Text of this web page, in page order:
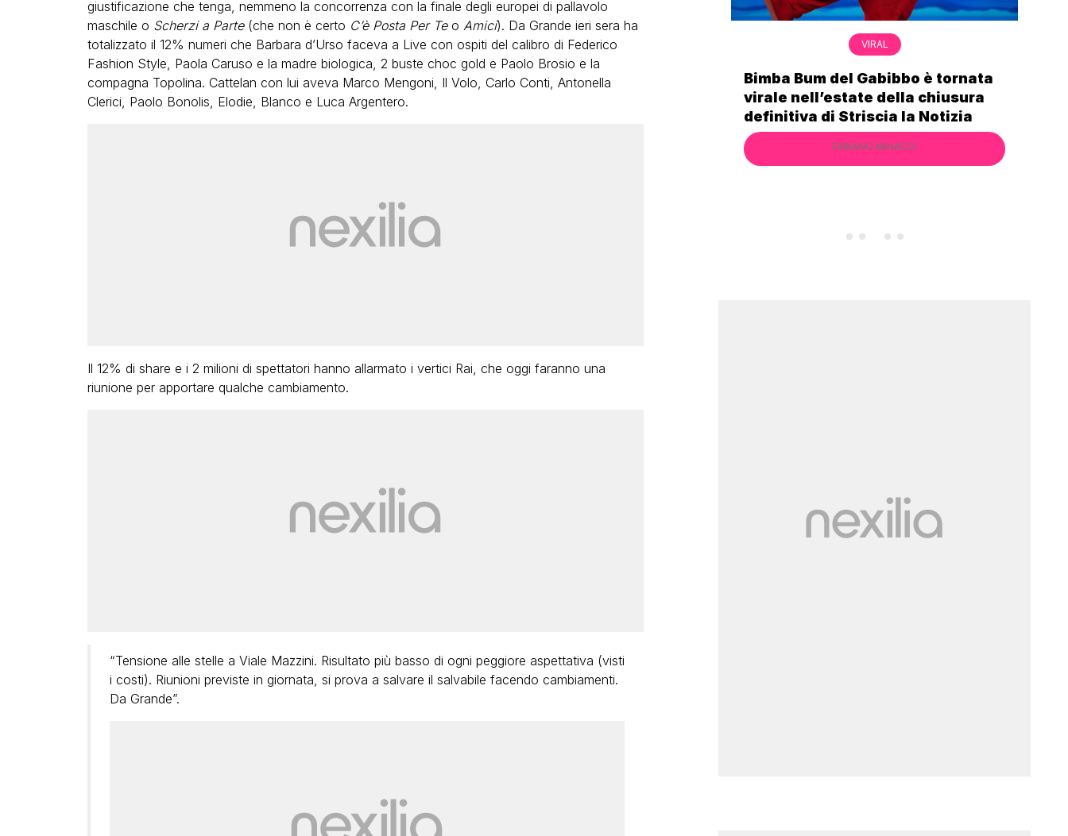
giustificazione che tenga, nemmeno la concorrenza con la finale degli europei di pallavolo
maschile o Scherzi a Parte(che non è certo C’è Posta Per Teo Amici). Da Grande ieri sera ha
totalizzato il 12% numeri che Barbara d’Urso faceva a Live con ospiti del calibro di Federico
Fashion Style, Paola Caruso e la madre biologica, 2 buste choc gold e Paolo Brosio e la
compagna Topolina. Cattelan con lui aveva Marco Mengoni, Il Volo, Carlo Conti, Antonella
Clerici, Paolo Bonolis, Elodie, Blanco e Luca Argentero.
Il 12% di share e i 2 milioni di spettatori hanno allarmato i vertici Rai, che oggi faranno una
riunione per apportare qualche cambiamento.
“Tensione alle stelle a Viale Mazzini. Risultato più basso di ogni peggiore aspettativa (visti
i costi). Riunioni previste in giornata, si prova a salvare il salvabile facendo cambiamenti.
Da Grande”.
LGBT
Bambola Star, la festa di
compleanno con tutte le grandi
VIRAL
Camilla Milanesi lascia tutto:
VIRAL
Bimba Bum del Gabibbo è tornata
virale nell’estate della chiusura
definitiva di Striscia la Notizia
FABIANO MINACCI